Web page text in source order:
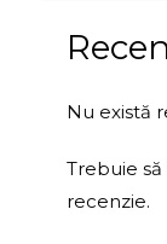
Nu există
Trebuie să
recenzie.